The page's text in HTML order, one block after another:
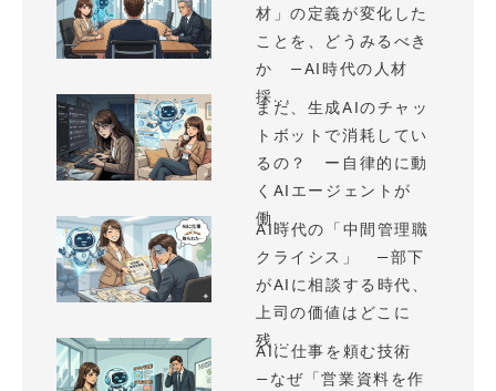
材」の定義が変化した
ことを、どうみるべき
か —AI時代の人材
採...
まだ、生成AIのチャッ
トボットで消耗してい
るの？ ー自律的に動
くAIエージェントが
働...
AI時代の「中間管理職
クライシス」 —部下
がAIに相談する時代、
上司の価値はどこに
残...
AIに仕事を頼む技術
—なぜ「営業資料を作